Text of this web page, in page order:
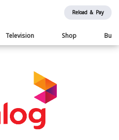
Reload & Pay
Television Shop